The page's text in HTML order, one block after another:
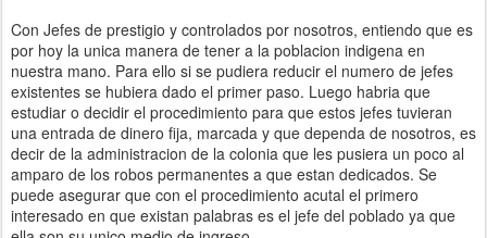
Con Jefes de prestigio y controlados por nosotros, entiendo que es
por hoy la unica manera de tener a la poblacion indigena en
nuestra mano. Para ello si se pudiera reducir el numero de jefes
existentes se hubiera dado el primer paso. Luego habria que
estudiar o decidir el procedimiento para que estos jefes tuvieran
una entrada de dinero fija, marcada y que dependa de nosotros, es
decir de la administracion de la colonia que les pusiera un poco al
amparo de los robos permanentes a que estan dedicados. Se
puede asegurar que con el procedimiento acutal el primero
interesado en que existan palabras es el jefe del poblado ya que